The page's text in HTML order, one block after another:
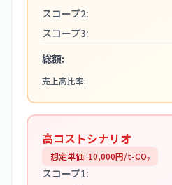
スコープ2:
スコープ3:
総額:
売上高比率:
高コストシナリオ
想定単価: 10,000円/t-CO₂
スコープ1: